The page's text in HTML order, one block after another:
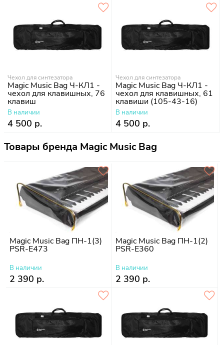
Чехол для синтезатора
Magic Music Bag Ч-КЛ1 -
чехол для клавишных, 76
клавиш
В наличии
4 500 р.
Чехол для синтезатора
Magic Music Bag Ч-КЛ1 -
чехол для клавишных, 61
клавиши (105-43-16)
В наличии
4 500 р.
Товары бренда Magic Music Bag
Magic Music Bag ПН-1(3)
PSR-E473
В наличии
2 390 р.
Magic Music Bag ПН-1(2)
PSR-E360
В наличии
2 390 р.